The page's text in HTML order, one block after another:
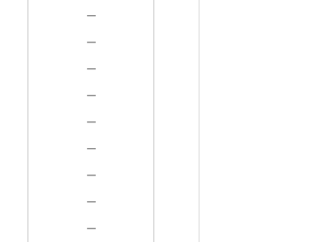
－
－
－
－
－
－
－
－
－